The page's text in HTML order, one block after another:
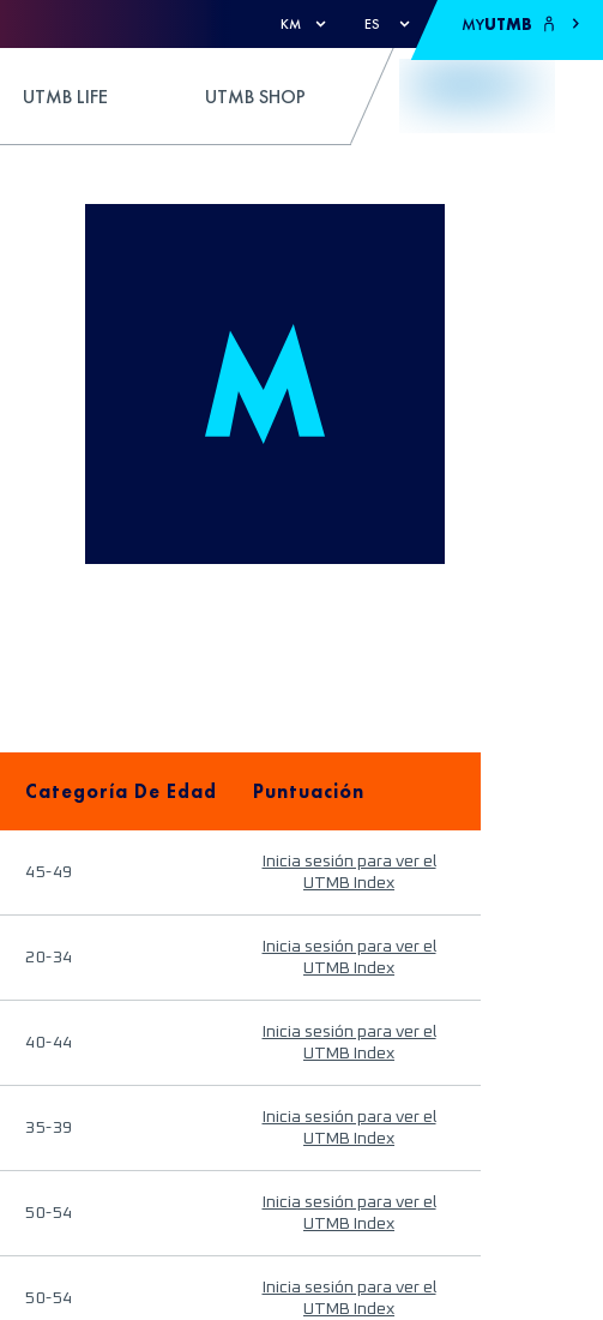
KM ES MYUTMB
UTMB LIFE UTMB SHOP
Categoría De Edad Puntuación
45-49
Inicia sesión para ver el
UTMB Index
20-34
Inicia sesión para ver el
UTMB Index
40-44
Inicia sesión para ver el
UTMB Index
35-39
Inicia sesión para ver el
UTMB Index
50-54
Inicia sesión para ver el
UTMB Index
50-54
Inicia sesión para ver el
UTMB Index